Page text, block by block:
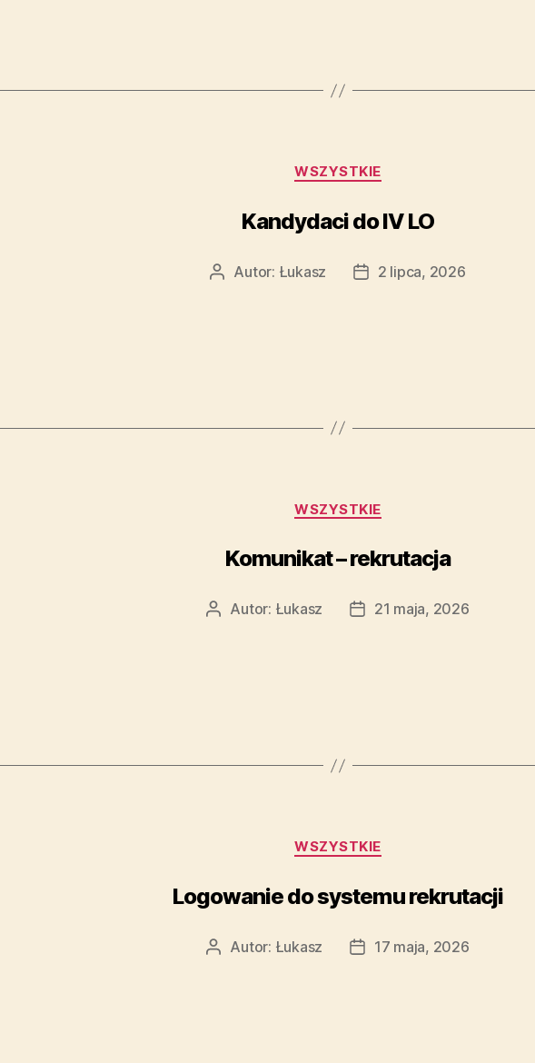
WSZYSTKIE
Kandydaci do IV LO
Autor: Łukasz 2 lipca, 2026
WSZYSTKIE
Komunikat – rekrutacja
Autor: Łukasz 21 maja, 2026
WSZYSTKIE
Logowanie do systemu rekrutacji
Autor: Łukasz 17 maja, 2026